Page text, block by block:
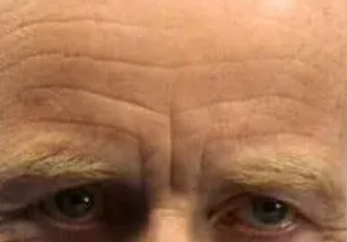
Bolsonaro deixou para o país foi
um Congresso com superpoderes! Com
medo de perder seu...